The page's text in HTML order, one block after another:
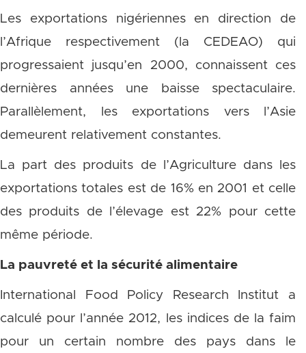
Les exportations nigériennes en direction de
l’Afrique respectivement (la CEDEAO) qui
progressaient jusqu’en 2000, connaissent ces
dernières années une baisse spectaculaire.
Parallèlement, les exportations vers l’Asie
demeurent relativement constantes.
La part des produits de l’Agriculture dans les
exportations totales est de 16% en 2001 et celle
des produits de l’élevage est 22% pour cette
même période.
La pauvreté et la sécurité alimentaire
International Food Policy Research Institut a
calculé pour l’année 2012, les indices de la faim
pour un certain nombre des pays dans le